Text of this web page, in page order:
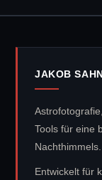
JAKOB
Tools für eine
Nachthimmels.
Entwickelt für